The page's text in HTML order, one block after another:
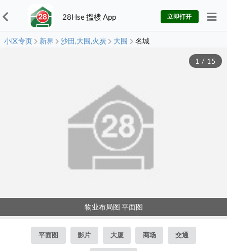
28Hse 搵楼 App 立即打开
小区专页 新界 沙田,大围,火炭 大围 名城
物业布局图 平面图
1 / 15
平面图 影片 大厦 商场 交通